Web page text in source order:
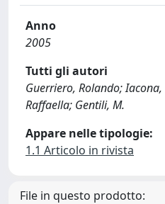
Anno
2005
Tutti gli autori
Guerriero, Rolando; Iacona,
Raffaella; Gentili, M.
Appare nelle tipologie:
1.1 Articolo in rivista
File in questo prodotto: